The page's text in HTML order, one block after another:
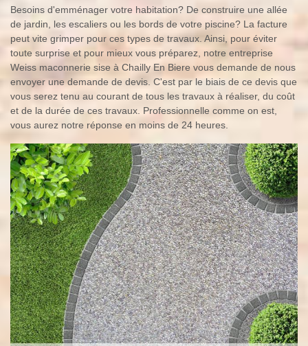
Besoins d'emménager votre habitation? De construire une allée
de jardin, les escaliers ou les bords de votre piscine? La facture
peut vite grimper pour ces types de travaux. Ainsi, pour éviter
toute surprise et pour mieux vous préparez, notre entreprise
Weiss maconnerie sise à Chailly En Biere vous demande de nous
envoyer une demande de devis. C'est par le biais de ce devis que
vous serez tenu au courant de tous les travaux à réaliser, du coût
et de la durée de ces travaux. Professionnelle comme on est,
vous aurez notre réponse en moins de 24 heures.